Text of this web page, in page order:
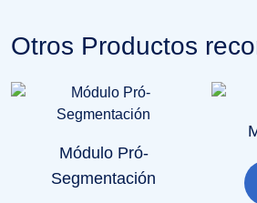
Otros Productos
Módulo Pró-
Segmentación